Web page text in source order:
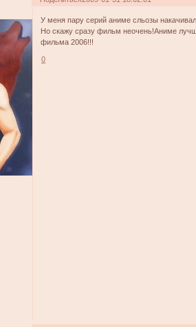
У меня пару серий аниме сльозы
Но скажу сразу фильм неочень!Аниме
фильма 2006!!!
0